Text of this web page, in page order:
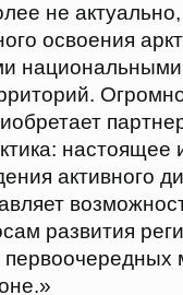
не
освоения
настоящее
активного
развития